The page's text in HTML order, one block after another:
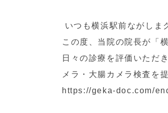
いつも横浜駅前ながしま
この度、当院の院長が「
日々の診療を評価いただ
メラ・大腸カメラ検査を
https://geka-doc.com/